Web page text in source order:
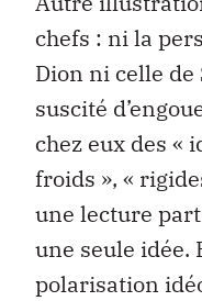
chefs : ni la
Dion ni celle de
suscité
chez eux des «
froids », «
une lecture
une seule idée.
polarisation